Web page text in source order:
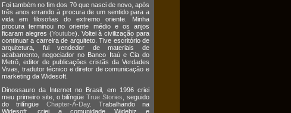
Foi também no fim dos 70 que nasci de novo, após
três anos errando à procura de um sentido para a
vida em filosofias do extremo oriente. Minha
procura terminou no oriente médio e os anjos
ficaram alegres (Youtube). Voltei à civilização para
continuar a carreira de arquiteto. Tive escritório de
arquitetura, fui vendedor de materiais de
acabamento, negociador no Banco Itaú e Cia do
Metrô, editor de publicações cristãs da Verdades
Vivas, tradutor técnico e diretor de comunicação e
marketing da Widesoft.
Dinossauro da Internet no Brasil, em 1996 criei
meu primeiro site, o bilíngüeTrue Stories , seguido
do trilíngüe Chapter-A-Day. Trabalhando na
Widesoft, criei a comunidade Widebiz e